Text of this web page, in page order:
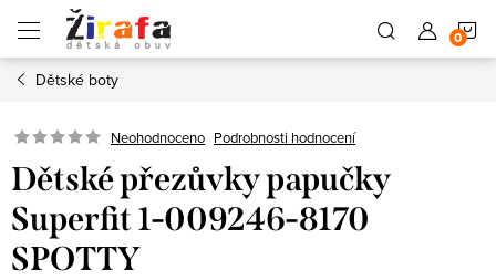
obsah
Dětské boty
Neohodnoceno Podrobnosti hodnocení
Dětské přezůvky papučky
Superfit 1-009246-8170
SPOTTY